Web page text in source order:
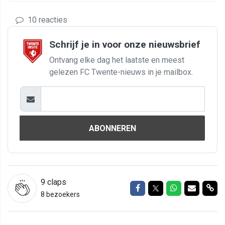
10 reacties
Schrijf je in voor onze nieuwsbrief
Ontvang elke dag het laatste en meest
gelezen FC Twente-nieuws in je mailbox.
ABONNEREN
9 claps
8 bezoekers
Delen op Facebook
Delen op Twitter
Delen op
Delen